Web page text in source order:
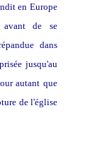
en Europe
avant de se
dans
jusqu'au
autant que
de l'église